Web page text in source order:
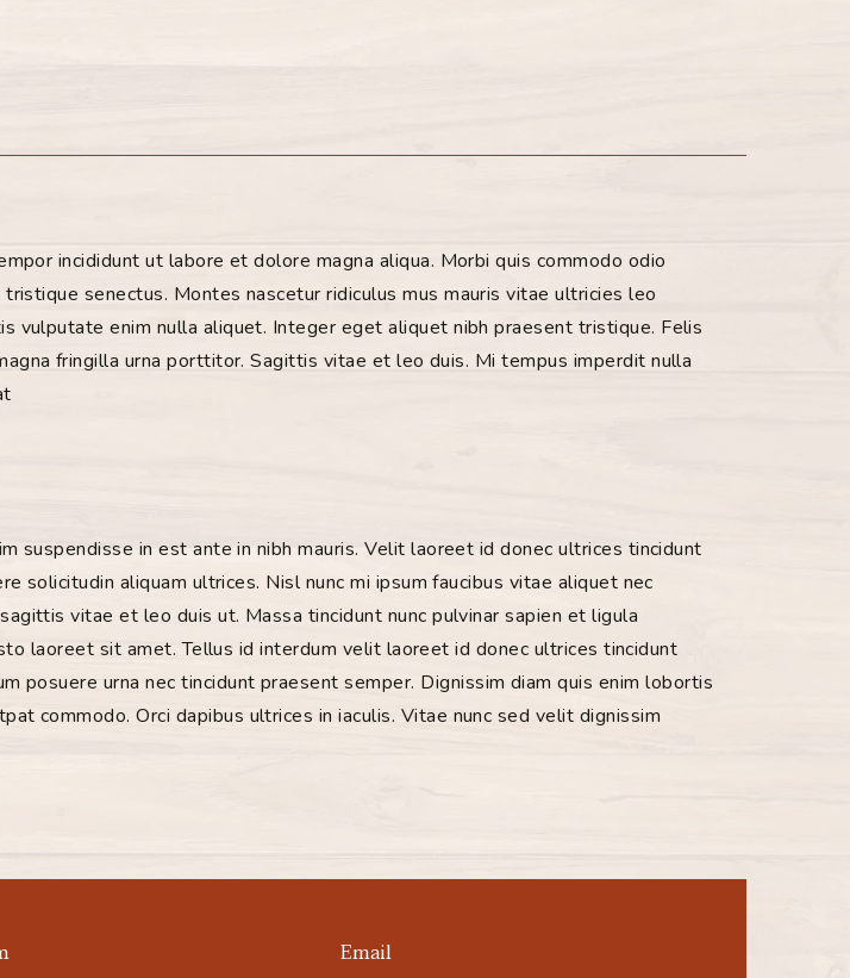
incididunt ut labore et dolore magna aliqua. Morbi quis commodo odio
senectus. Montes nascetur ridiculus mus mauris vitae ultricies leo
vulputate enim nulla aliquet. Integer eget aliquet nibh praesent tristique. Felis
fringilla urna porttitor.Sagittis vitae et leo duis. Mi tempus imperdit nulla
suspendisse in est ante in nibh mauris.Velit laoreet id donec ultrices tincidunt
solicitudin aliquam ultrices. Nisl nunc mi ipsum faucibus vitae aliquet nec
vitae et leo duis ut. Massa tincidunt nunc pulvinar sapien et ligula
laoreet sit amet.Tellus id interdum velit laoreet id donec ultrices tincidunt
posuere urna nec tincidunt praesent semper. Dignissim diam quis enim lobortis
commodo.Orci dapibus ultrices in iaculis. Vitae nunc sed velit dignissim
Email